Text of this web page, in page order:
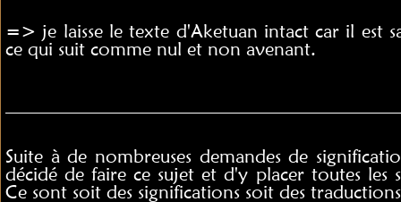
=> je laisse le texte d'Aketuan intact car il est
ce qui suit comme nul et non avenant.
Suite à de nombreuses demandes de
décidé de faire ce sujet et d'y placer toutes les
Ce sont soit des significations soit des